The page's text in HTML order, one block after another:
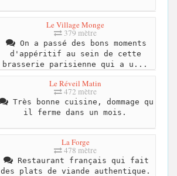
Le Village Monge
379 mètre
On a passé des bons moments
d'appéritif au sein de cette
brasserie parisienne qui a u...
Le Réveil Matin
472 mètre
Très bonne cuisine, dommage qu
il ferme dans un mois.
La Forge
478 mètre
Restaurant français qui fait
des plats de viande authentique.